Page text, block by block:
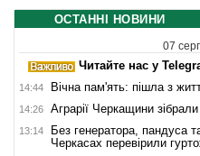
ОСТАННІ НОВИНИ
07
Читайте нас у
14:44 Вічна пам'ять: пішла з
14:26 Аграрії Черкащини
13:14
Без генератора, пандуса
Черкасах перевірили